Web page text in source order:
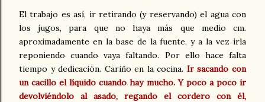
El trabajo es así, ir retirando (y reservando) el agua con
los jugos, para que no haya más que medio cm.
aproximadamente en la base de la fuente, y a la vez irla
reponiendo cuando vaya faltando. Por ello hace falta
tiempo y dedicación. Cariño en la cocina. Ir sacando con
un cacillo el líquido cuando hay mucho. Y poco a poco ir
devolviéndolo al asado, regando el cordero con él,